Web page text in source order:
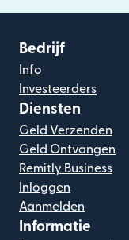
Bedrijf
Info
Investeerders
Diensten
Geld Verzenden
Geld Ontvangen
Remitly Business
Inloggen
Aanmelden
Informatie